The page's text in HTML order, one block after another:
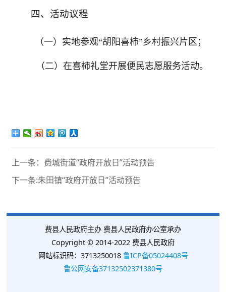
四、活动议程
（一）实地参观“胡阳喜柿”乡村振兴片区；
（二）在喜柿礼堂开展便民志愿服务活动。
上一条：费城街道“政府开放日”活动预告
下一条:朱田镇“政府开放日”活动预告
费县人民政府主办 费县人民政府办公室承办
Copyright © 2014-2022 费县人民政府
网站标识码：3713250018 鲁ICP备05024408号
鲁公网安备37132502371380号